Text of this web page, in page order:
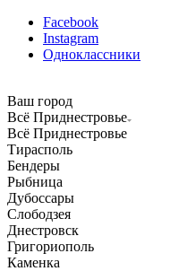
Facebook
Instagram
Одноклассники
Ваш город
Всё Приднестровье
Всё Приднестровье
Тирасполь
Бендеры
Рыбница
Дубоссары
Слободзея
Днестровск
Григориополь
Каменка